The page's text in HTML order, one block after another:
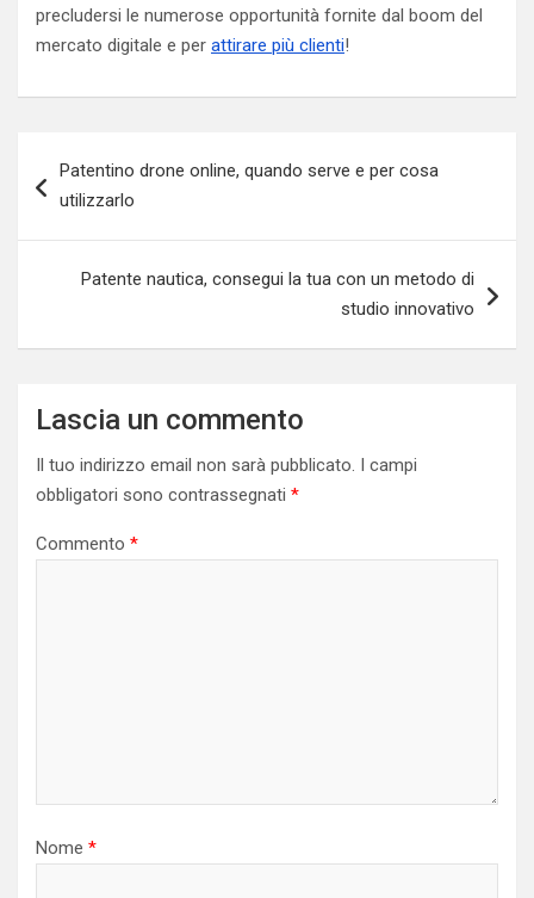
precludersi le numerose opportunità fornite dal boom del
mercato digitale e per attirare più clienti!
articoli
Patentino drone online, quando serve e per cosa
utilizzarlo
Patente nautica, consegui la tua con un metodo di
studio innovativo
Lascia un commento
Il tuo indirizzo email non sarà pubblicato. I campi
obbligatori sono contrassegnati *
Commento *
Nome *